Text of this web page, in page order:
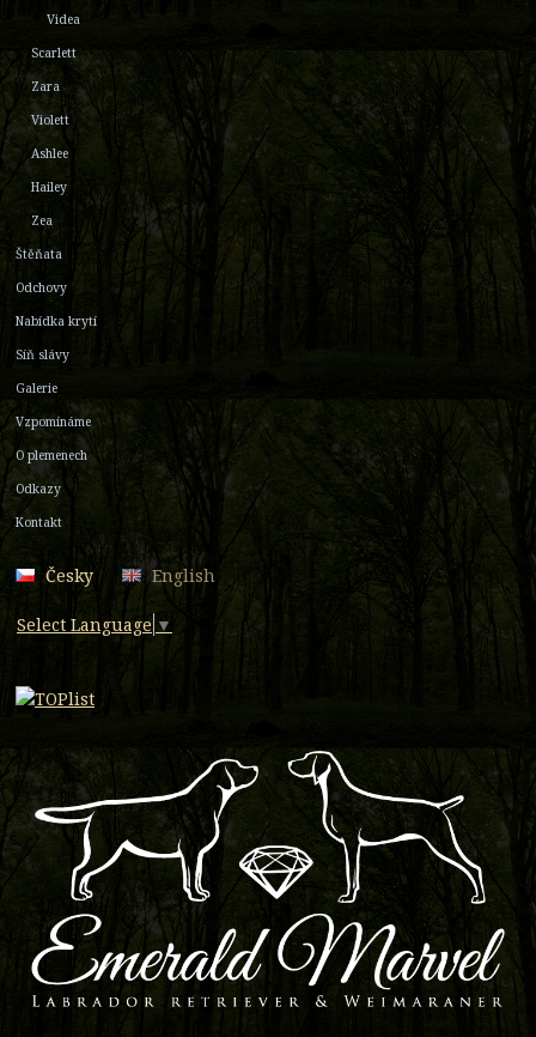
Videa
Scarlett
Zara
Violett
Ashlee
Hailey
Zea
Štěňata
Odchovy
Nabídka krytí
Síň slávy
Galerie
Vzpomínáme
O plemenech
Odkazy
Kontakt
Česky English
Select Language ▼